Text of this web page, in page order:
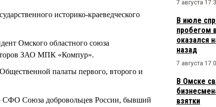
историко-краеведческого
Омского областного союза
ЗАО МПК «Компур».
палаты первого, второго и
Союза добровольцев России, бывший
7 августа
В июле
пробегом
оказался
назад
7 августа
В Омске
взятки